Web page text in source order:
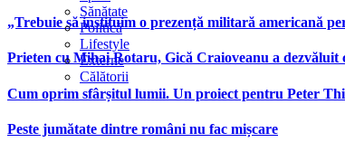
„Trebuie să instituim o prezență militară americană
Prieten cu Mihai Rotaru, Gică Craioveanu a
Cum oprim sfârșitul lumii. Un proiect pentru Peter
Peste jumătate dintre români nu fac mișcare
Sănătate
Politică
Lifestyle
Externe
Călătorii